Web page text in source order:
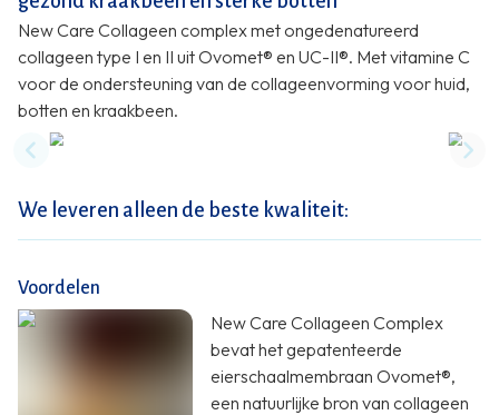
New Care Collageen complex met ongedenatureerd
collageen type I en II uit Ovomet® en UC-II®. Met vitamine C
voor de ondersteuning van de collageenvorming voor huid,
botten en kraakbeen.
Previous slide
We leveren alleen de beste kwaliteit:
Voordelen
New Care Collageen Complex
bevat het gepatenteerde
eierschaalmembraan Ovomet®,
een natuurlijke bron van collageen